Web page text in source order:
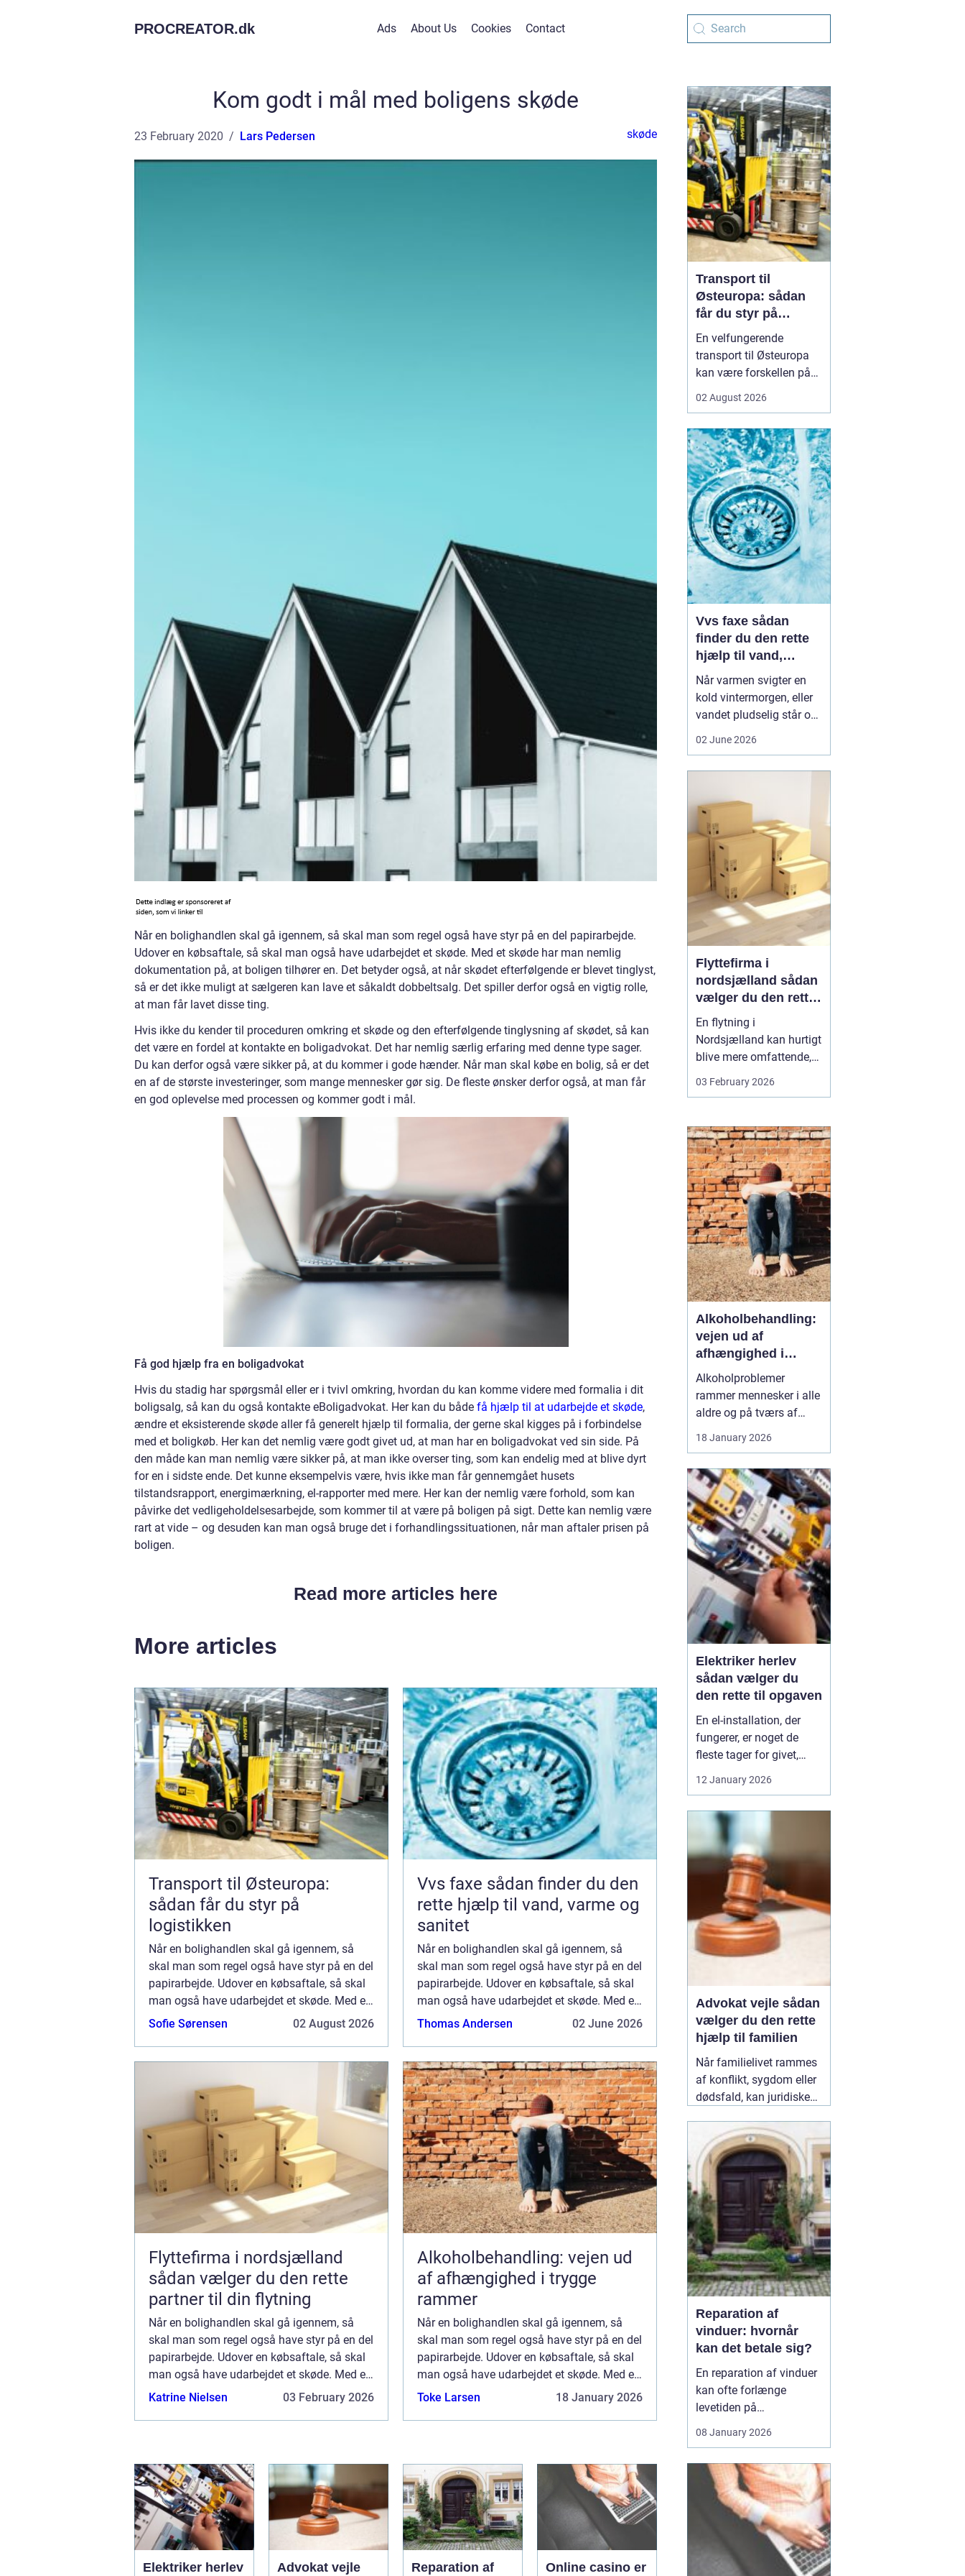
PROCREATOR.dk Ads About Us Cookies Contact
Kom godt i mål med boligens skøde
23 February 2020 Lars Pedersen skøde
Når en bolighandlen skal gå igennem, så skal man som regel også have styr på en del papirarbejde.
Udover en købsaftale, så skal man også have udarbejdet et skøde. Med et skøde har man nemlig
dokumentation på, at boligen tilhører en. Det betyder også, at når skødet efterfølgende er blevet tinglyst,
så er det ikke muligt at sælgeren kan lave et såkaldt dobbeltsalg. Det spiller derfor også en vigtig rolle,
at man får lavet disse ting.
Hvis ikke du kender til proceduren omkring et skøde og den efterfølgende tinglysning af skødet, så kan
det være en fordel at kontakte en boligadvokat. Det har nemlig særlig erfaring med denne type sager.
Du kan derfor også være sikker på, at du kommer i gode hænder. Når man skal købe en bolig, så er det
en af de største investeringer, som mange mennesker gør sig. De fleste ønsker derfor også, at man får
en god oplevelse med processen og kommer godt i mål.
Få god hjælp fra en boligadvokat
Hvis du stadig har spørgsmål eller er i tvivl omkring, hvordan du kan komme videre med formalia i dit
boligsalg, så kan du også kontakte eBoligadvokat. Her kan du både få hjælp til at udarbejde et skøde,
ændre et eksisterende skøde aller få generelt hjælp til formalia, der gerne skal kigges på i forbindelse
med et boligkøb. Her kan det nemlig være godt givet ud, at man har en boligadvokat ved sin side. På
den måde kan man nemlig være sikker på, at man ikke overser ting, som kan endelig med at blive dyrt
for en i sidste ende. Det kunne eksempelvis være, hvis ikke man får gennemgået husets
tilstandsrapport, energimærkning, el-rapporter med mere. Her kan der nemlig være forhold, som kan
påvirke det vedligeholdelsesarbejde, som kommer til at være på boligen på sigt. Dette kan nemlig være
rart at vide – og desuden kan man også bruge det i forhandlingssituationen, når man aftaler prisen på
boligen.
Read more articles here
More articles
Transport til Østeuropa:
sådan får du styr på
logistikken
Når en bolighandlen skal gå igennem, så
skal man som regel også have styr på en del
papirarbejde. Udover en købsaftale, så skal
man også have udarbejdet et skøde. Med et
skøde har man nem...
Sofie Sørensen 02 August 2026
Vvs faxe sådan finder du den
rette hjælp til vand, varme og
sanitet
Når en bolighandlen skal gå igennem, så
skal man som regel også have styr på en del
papirarbejde. Udover en købsaftale, så skal
man også have udarbejdet et skøde. Med et
skøde har man nem...
Thomas Andersen 02 June 2026
Flyttefirma i nordsjælland
sådan vælger du den rette
partner til din flytning
Når en bolighandlen skal gå igennem, så
skal man som regel også have styr på en del
papirarbejde. Udover en købsaftale, så skal
man også have udarbejdet et skøde. Med et
skøde har man nem...
Katrine Nielsen 03 February 2026
Alkoholbehandling: vejen ud
af afhængighed i trygge
rammer
Når en bolighandlen skal gå igennem, så
skal man som regel også have styr på en del
papirarbejde. Udover en købsaftale, så skal
man også have udarbejdet et skøde. Med et
skøde har man nem...
Toke Larsen 18 January 2026
Elektriker herlev Advokat vejle Reparation af Online casino er
Transport til
Østeuropa: sådan
får du styr på
logistikken
En velfungerende
transport til Østeuropa
kan være forskellen på
dyre forsinkelser. Mange
mod Baltikum, Ukraine
og resten af regionen for
at finde nye kunder og
leverandører. Men v...
02 August 2026
Vvs faxe sådan
finder du den rette
hjælp til vand,
varme og sanitet
Når varmen svigter en
kold vintermorgen, eller
vandet pludselig står op
installatører en central
rolle i hverdagen, selv
om vi sjældent tænker
over det. Gennemgang
af varmea...
02 June 2026
Flyttefirma i
nordsjælland sådan
vælger du den rette
partner til din
flytning
En flytning i
Nordsjælland kan hurtigt
blive mere omfattende,
end man først tror. Der er
nøgler, flyttekasser,
parkering, møbler der
skal skilles ad, og
ejendele med
affektionsværdi, som
helst skal komme sikkert
frem. Mange vælger
der...
03 February 2026
Alkoholbehandling:
vejen ud af
afhængighed i
trygge rammer
Alkoholproblemer
rammer mennesker i alle
aldre og på tværs af
starter det med hygge,
at dæmpe uro og svære
følelser på. Langsomt
flytter alkoholen græns...
18 January 2026
Elektriker herlev
sådan vælger du
den rette til opgaven
En el-installation, der
fungerer, er noget de
fleste tager for givet,
eller en stikkontakt bliver
problemer, kan det
hurtigt blive både utrygt
og dyrt, hvis der ikke
reageres rigtigt. Derfor
giver ...
12 January 2026
Advokat vejle sådan
vælger du den rette
hjælp til familien
Når familielivet rammes
af konflikt, sygdom eller
dødsfald, kan juridiske
sig store. Mange oplever,
at de både skal håndtere
følelser og praktiske
problemer på én gang.
Her kan en erfaren10
January 2026
Reparation af
vinduer: hvornår
kan det betale sig?
En reparation af vinduer
kan ofte forlænge
levetiden på
glas med mange år. For
valget mellem at
reparere eller udskifte
hele vinduet, og
beslutningen har både
08 January 2026